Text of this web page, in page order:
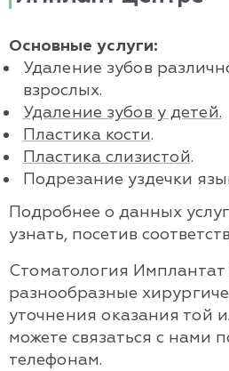
Основные услуги:
Удаление зубов
взрослых.
Удаление зубов у детей.
Пластика кости.
Пластика слизистой.
Подрезание уздечки
Подробнее о данных
узнать, посетив
Стоматология
разнообразные
уточнения оказания той
можете связаться с нами
телефонам.